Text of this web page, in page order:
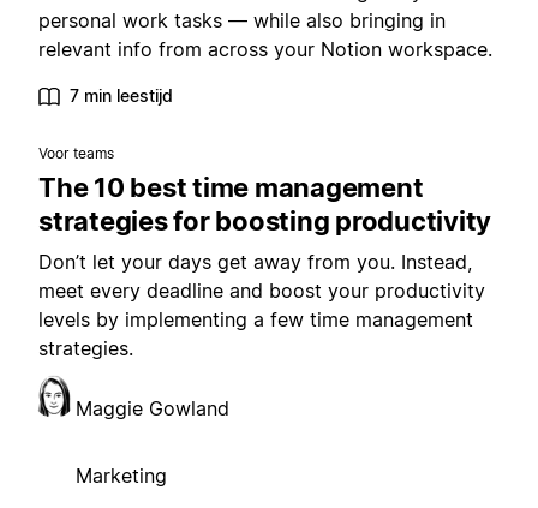
personal work tasks — while also bringing in
relevant info from across your Notion workspace.
7 min leestijd
Voor teams
The 10 best time management
strategies for boosting productivity
Don’t let your days get away from you. Instead,
meet every deadline and boost your productivity
levels by implementing a few time management
strategies.
Maggie Gowland
Marketing